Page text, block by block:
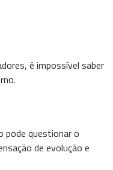
é impossível saber
pode questionar o
de evolução e